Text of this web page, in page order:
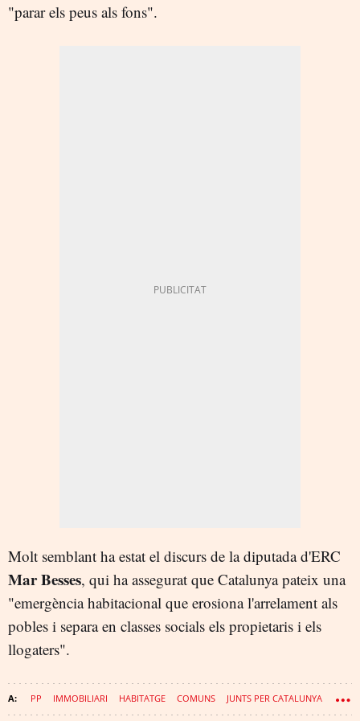
"parar els peus als fons".
Molt semblant ha estat el discurs de la diputada d'ERC
Mar Besses, qui ha assegurat que Catalunya pateix una
"emergència habitacional que erosiona l'arrelament als
pobles i separa en classes socials els propietaris i els
llogaters".
PP IMMOBILIARI HABITATGE COMUNS JUNTS PER CATALUNYA